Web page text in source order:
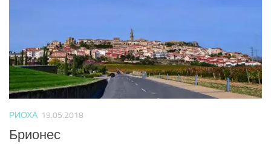
РИОХА 19.05.2018
Брионес